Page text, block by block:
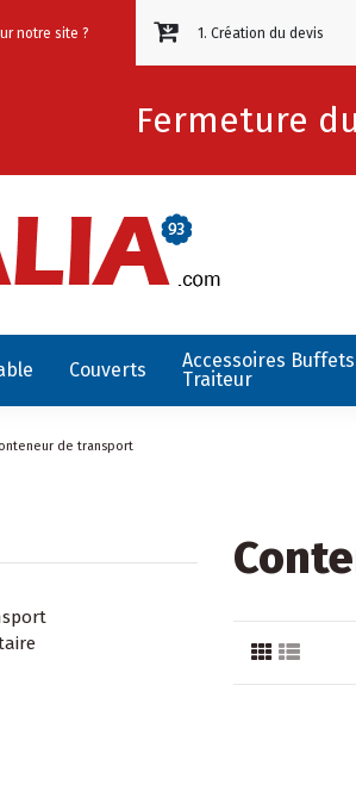
notre site ? 1. Création du devis
Fermeture
Couverts
Accessoires Buffets
Traiteur
de transport